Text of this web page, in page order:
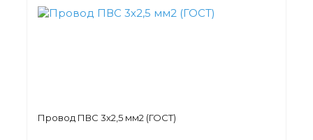
Провод ПВС 3х2,5 мм2 (ГОСТ)